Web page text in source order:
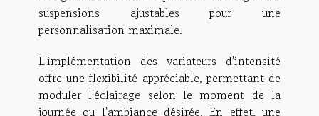
suspensions ajustables pour une
personnalisation maximale.
L'implémentation des variateurs d'intensité
offre une flexibilité appréciable, permettant de
moduler l'éclairage selon le moment de la
journée ou l'ambiance désirée. En effet, une